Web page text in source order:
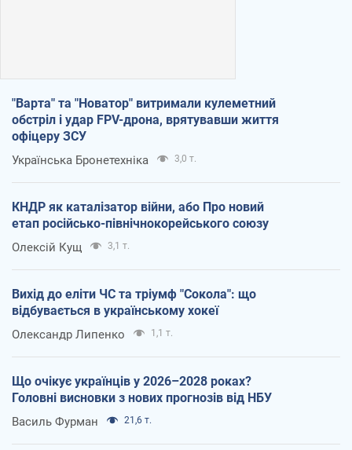
"Варта" та "Новатор" витримали кулеметний
обстріл і удар FPV-дрона, врятувавши життя
офіцеру ЗСУ
Українська Бронетехніка 3,0 т.
КНДР як каталізатор війни, або Про новий
етап російсько-північнокорейського союзу
Олексій Кущ 3,1 т.
Вихід до еліти ЧС та тріумф "Сокола": що
відбувається в українському хокеї
Олександр Липенко 1,1 т.
Що очікує українців у 2026–2028 роках?
Головні висновки з нових прогнозів від НБУ
Василь Фурман 21,6 т.